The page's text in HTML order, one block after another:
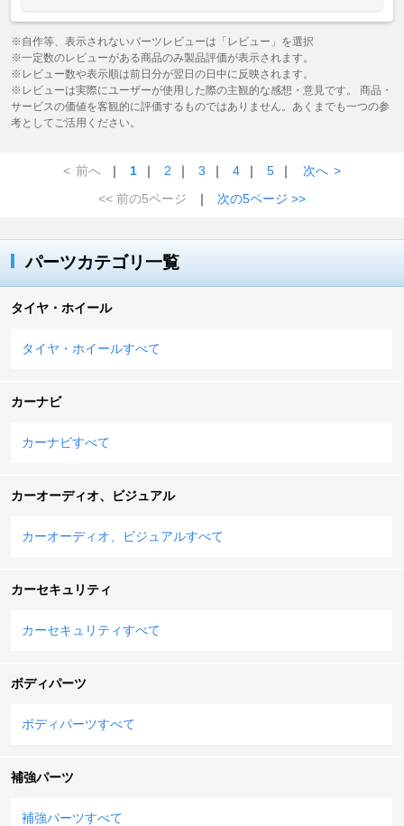
※自作等、表示されないパーツレビューは「レビュー」を選択
※一定数のレビューがある商品のみ製品評価が表示されます。
※レビュー数や表示順は前日分が翌日の日中に反映されます。
※レビューは実際にユーザーが使用した際の主観的な感想・意見です。 商品・
サービスの価値を客観的に評価するものではありません。あくまでも一つの参
考としてご活用ください。
< 前へ ｜ 1 ｜ 2 ｜ 3 ｜ 4 ｜ 5 ｜ 次へ >
<< 前の5ページ
｜ 次の5ページ >>
パーツカテゴリ一覧
タイヤ・ホイール
タイヤ・ホイールすべて
カーナビ
カーナビすべて
カーオーディオ、ビジュアル
カーオーディオ、ビジュアルすべて
カーセキュリティ
カーセキュリティすべて
ボディパーツ
ボディパーツすべて
補強パーツ
補強パーツすべて